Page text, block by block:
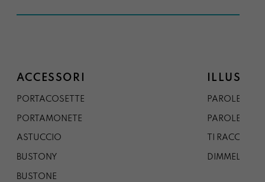
ACCESSORI
PORTACOSETTE
PORTAMONETE
ASTUCCIO
BUSTONY
BUSTONE
PAROLE DAL
PAROLE DA
TI
DIMMELO